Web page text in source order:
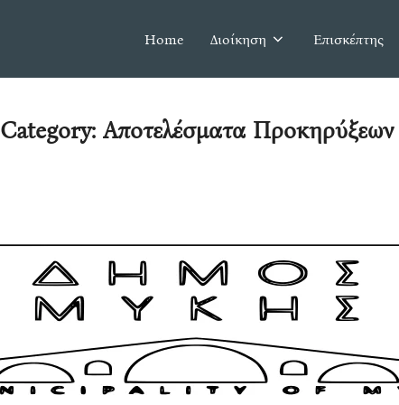
Home Διοίκηση Επισκέπτης
Category: Αποτελέσματα Προκηρύξεων